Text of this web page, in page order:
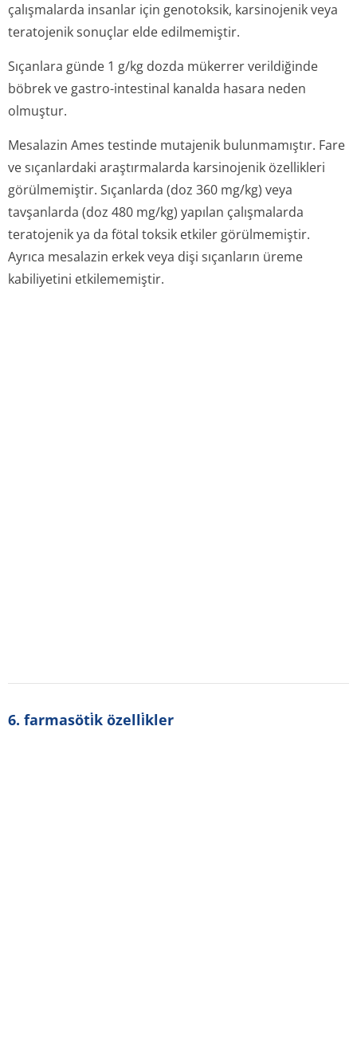
çalışmalarda insanlar için genotoksik, karsinojenik veya
teratojenik sonuçlar elde edilmemiştir.
Sıçanlara günde 1 g/kg dozda mükerrer verildiğinde
böbrek ve gastro-intestinal kanalda hasara neden
olmuştur.
Mesalazin Ames testinde mutajenik bulunmamıştır. Fare
ve sıçanlardaki araştırmalarda karsinojenik özellikleri
görülmemiştir. Sıçanlarda (doz 360 mg/kg) veya
tavşanlarda (doz 480 mg/kg) yapılan çalışmalarda
teratojenik ya da fötal toksik etkiler görülmemiştir.
Ayrıca mesalazin erkek veya dişi sıçanların üreme
kabiliyetini etkilememiştir.